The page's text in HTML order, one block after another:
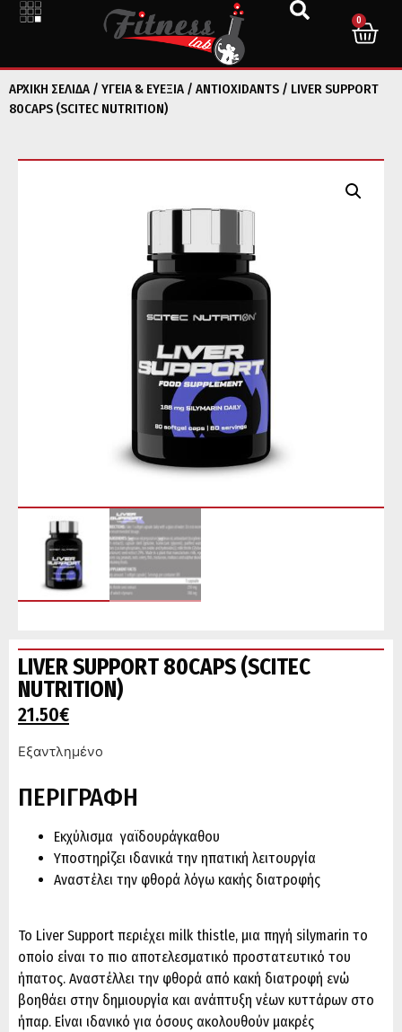
0
ΑΡΧΙΚΉ ΣΕΛΊΔΑ / ΥΓΕΙΑ & ΕΥΕΞΙΑ / ANTIOXIDANTS / LIVER SUPPORT
80CAPS (SCITEC NUTRITION)
LIVER SUPPORT 80CAPS (SCITEC
NUTRITION)
21.50€
Εξαντλημένο
ΠΕΡΙΓΡΑΦΗ
Εκχύλισμα γαϊδουράγκαθου
Υποστηρίζει ιδανικά την ηπατική λειτουργία
Αναστέλει την φθορά λόγω κακής διατροφής
Το Liver Support περιέχει milk thistle, μια πηγή silymarin το
οποίο είναι το πιο αποτελεσματικό προστατευτικό του
ήπατος. Αναστέλλει την φθορά από κακή διατροφή ενώ
βοηθάει στην δημιουργία και ανάπτυξη νέων κυττάρων στο
ήπαρ. Είναι ιδανικό για όσους ακολουθούν μακρές